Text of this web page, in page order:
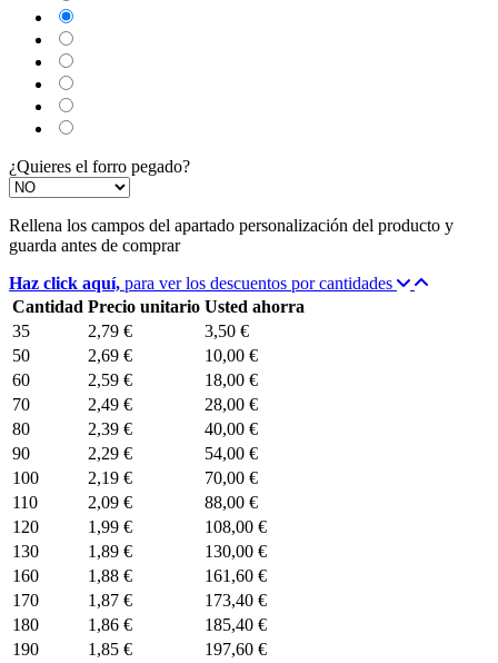
¿Quieres el forro pegado?
Rellena los campos del apartado personalización del producto y
guarda antes de comprar
Haz click aquí, para ver los descuentos por cantidades
Cantidad Precio unitario Usted ahorra
35
2,79 €
3,50 €
50
2,69 €
10,00 €
60
2,59 €
18,00 €
70
2,49 €
28,00 €
80
2,39 €
40,00 €
90
2,29 €
54,00 €
100
2,19 €
70,00 €
110
2,09 €
88,00 €
120
1,99 €
108,00 €
130
1,89 €
130,00 €
160
1,88 €
161,60 €
170
1,87 €
173,40 €
180
1,86 €
185,40 €
190
1,85 €
197,60 €